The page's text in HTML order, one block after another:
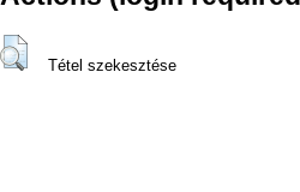
Tétel szekesztése